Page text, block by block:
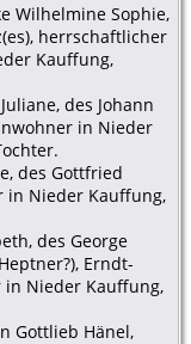
Wilhelmine Sophie,
herrschaftlicher
Kauffung,
des Johann
in Nieder
des Gottfried
in Nieder Kauffung,
des George
Erndt-
Nieder Kauffung,
Gottlieb Hänel,